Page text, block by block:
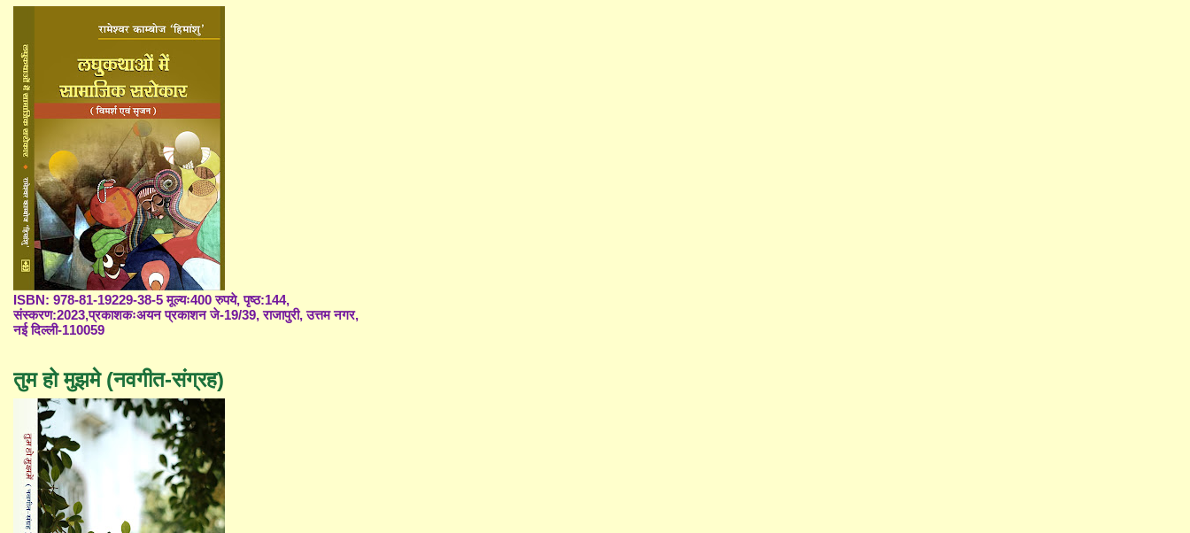
ISBN: 978-81-19229-38-5 मूल्यः400 रुपये, पृष्ठ:144,
संस्करण:2023,प्रकाशकःअयन प्रकाशन जे-19/39, राजापुरी, उत्तम नगर,
नई दिल्ली-110059
तुम हो मुझमे (नवगीत-संग्रह)